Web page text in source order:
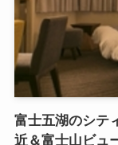
富士五湖のシテ
近＆富士山ビュ